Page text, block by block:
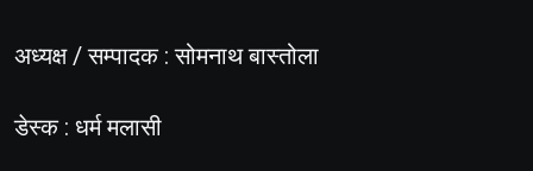
अध्यक्ष / सम्पादक : सोमनाथ बास्तोला
डेस्क : धर्म मलासी